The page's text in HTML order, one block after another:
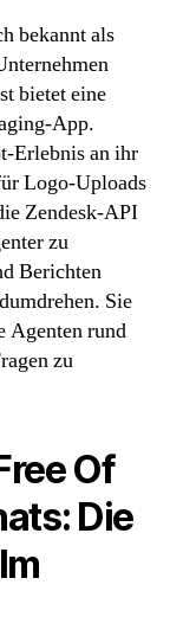
bekannt als
bietet eine
App.
Erlebnis an ihr
Logo-Uploads
Zendesk-API
zu
Berichten
Sie
Agenten rund
zu
Of
Die